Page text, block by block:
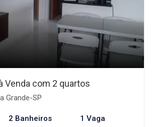
Venda com 2 quartos
Grande-SP
2 Banheiros 1 Vaga